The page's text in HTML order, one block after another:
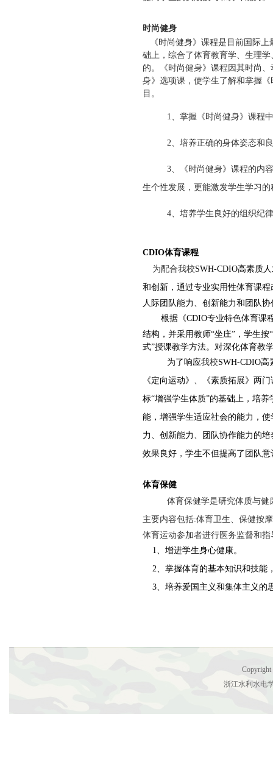
时尚健身
《时尚健身》课程是目前国际
础上，综合了体育教育学、生理
的。《时尚健身》课程因其时尚
身》选项课，使学生了解和掌握
目。
1、掌握《时尚健身》课程
2、培养正确的身体姿态和
3、《时尚健身》课程的内
生个性发展，更能激发学生学习
4、培养学生良好的组织纪
CDIO体育课程
为配合我校SWH-CDIO高素质
和创新，通过专业实用性体育课
人际团队能力、创新能力和团队协
根据《CDIO专业特色体育课
结构，并采用教师“坐庄”，学生
式”授课教学方法。对深化体育教
为了响应我校SWH-CDIO高
《定向运动》、《素质拓展》两
标“增强学生体质”的基础上，培
能，增强学生适应社会的能力，
力、创新能力、团队协作能力的
效果良好，学生不但提高了团队
体育保健
体育保健学是研究体质与
主要内容包括:体育卫生、保健按
体育运动参加者进行医务监督和
1、增进学生身心健康。
2、掌握体育的基本知识和技能
3、培养爱国主义和集体主义的
Copyright
浙江水利水电